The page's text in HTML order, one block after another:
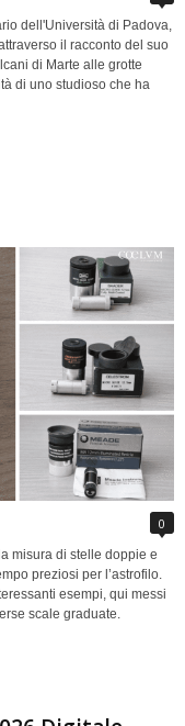
dell'Università di Padova,
il racconto del suo
di Marte alle grotte
di uno studioso che ha
0
misura di stelle doppie e
preziosi per l’astrofilo.
esempi, qui messi
scale graduate.